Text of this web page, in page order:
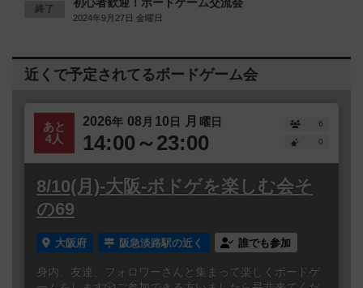
終了
2024年9月27日 金曜日
近くで予定されてるボードゲーム会
あと
4人
2026年 08 月 10日 月 曜日
14:00～23:00
6
0
8/10(月)-大阪-ボドゲを楽しむ会そ
の69
大阪府 阪急淡路駅の近く 誰でも参加
身内、友達、フォロワーさんと集まって楽しくボードゲ